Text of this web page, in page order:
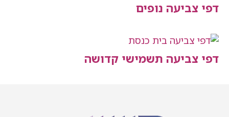
נופים
תשמישי קדושה